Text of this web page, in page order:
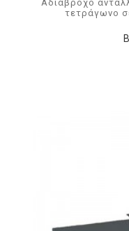
Αδιάβροχο
τετράγωνο